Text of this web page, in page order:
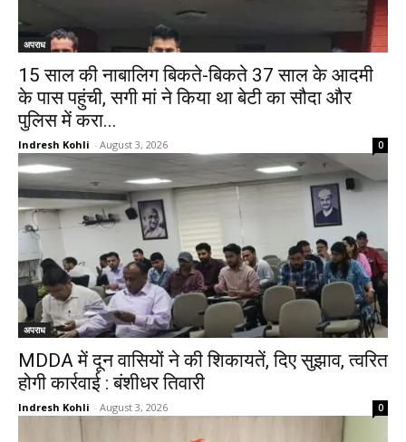
अपराध
15 साल की नाबालिग बिकते-बिकते 37 साल के आदमी
के पास पहुंची, सगी मां ने किया था बेटी का सौदा और
पुलिस में करा...
Indresh Kohli - August 3, 2026 0
अपराध
MDDA में दून वासियों ने की शिकायतें, दिए सुझाव, त्वरित
होगी कार्रवाई : बंशीधर तिवारी
Indresh Kohli - August 3, 2026 0